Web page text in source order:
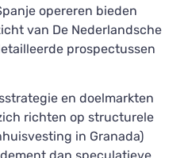
opereren bieden
van De Nederlandsche
prospectussen
en doelmarkten
richten op structurele
in Granada)